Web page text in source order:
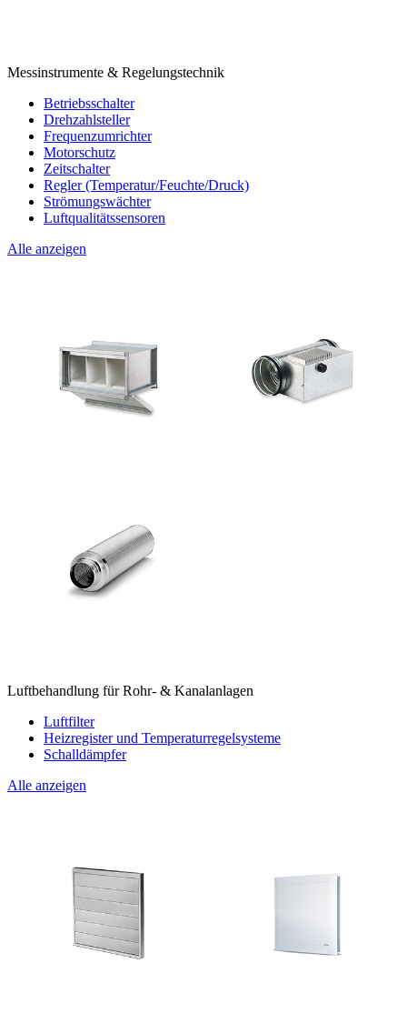
Messinstrumente & Regelungstechnik
Betriebsschalter
Drehzahlsteller
Frequenzumrichter
Motorschutz
Zeitschalter
Regler (Temperatur/Feuchte/Druck)
Strömungswächter
Luftqualitätssensoren
Alle anzeigen
Luftbehandlung für Rohr- & Kanalanlagen
Luftfilter
Heizregister und Temperaturregelsysteme
Schalldämpfer
Alle anzeigen